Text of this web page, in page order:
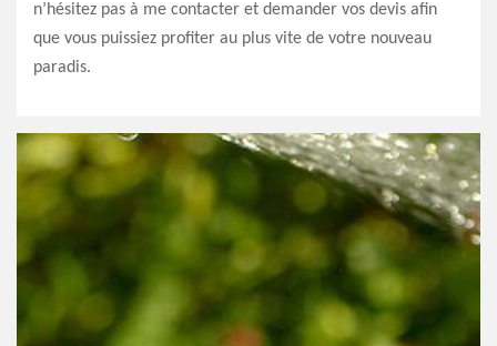
n’hésitez pas à me contacter et demander vos devis afin
que vous puissiez profiter au plus vite de votre nouveau
paradis.